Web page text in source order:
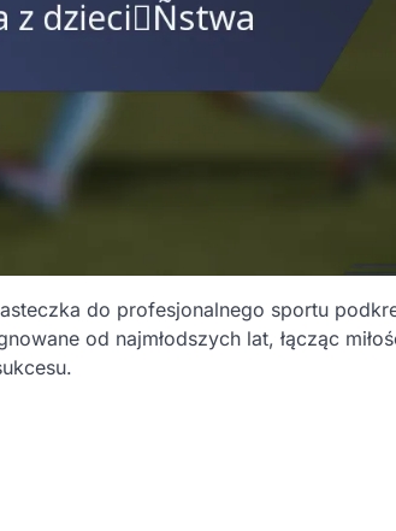
do profesjonalnego sportu
od najmłodszych lat, łącząc